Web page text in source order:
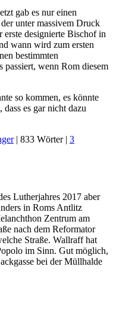
gab es nur einen
unter massivem Druck
designierte Bischof in
wann wird zum ersten
bestimmten
passiert, wenn Rom diesem
so kommen, es könnte
es gar nicht dazu
| 833 Wörter | 3
Lutherjahres 2017 aber
in Roms Antlitz
Zentrum am
nach dem Reformator
Straße. Wallraff hat
im Sinn. Gut möglich,
bei der Müllhalde